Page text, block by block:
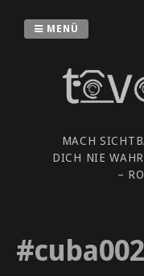
Inhalt
MACH
DICH NIE
–
MENÜ